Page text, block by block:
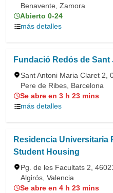
Benavente, Zamora
Abierto 0-24
más detalles
Fundació Redós de Sant
Sant Antoni Maria Claret 2,
Pere de Ribes, Barcelona
Se abre en 3 h 23 mins
más detalles
Residencia Universitaria
Student Housing
Pg. de les Facultats 2,
Algirós, Valencia
Se abre en 4 h 23 mins